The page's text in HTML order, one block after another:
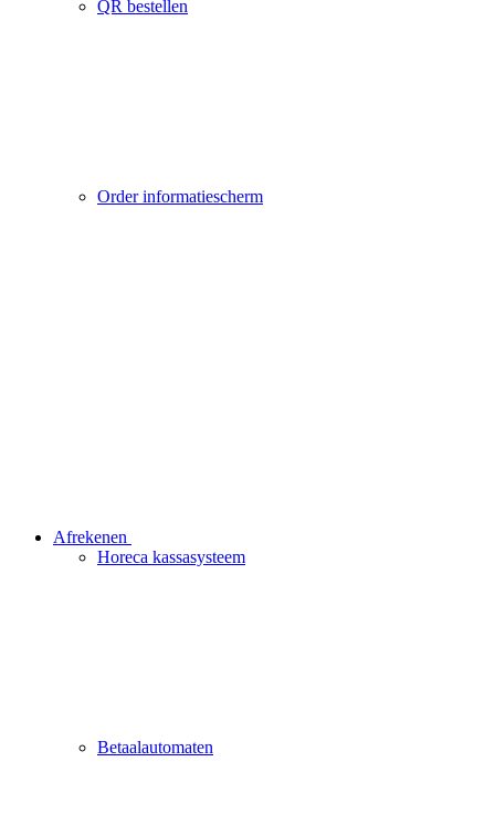
QR bestellen
Order informatiescherm
Afrekenen
Horeca kassasysteem
Betaalautomaten